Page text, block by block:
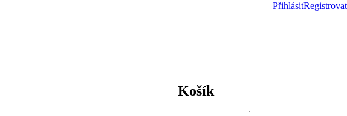
PřihlásitRegistrovat
Košík